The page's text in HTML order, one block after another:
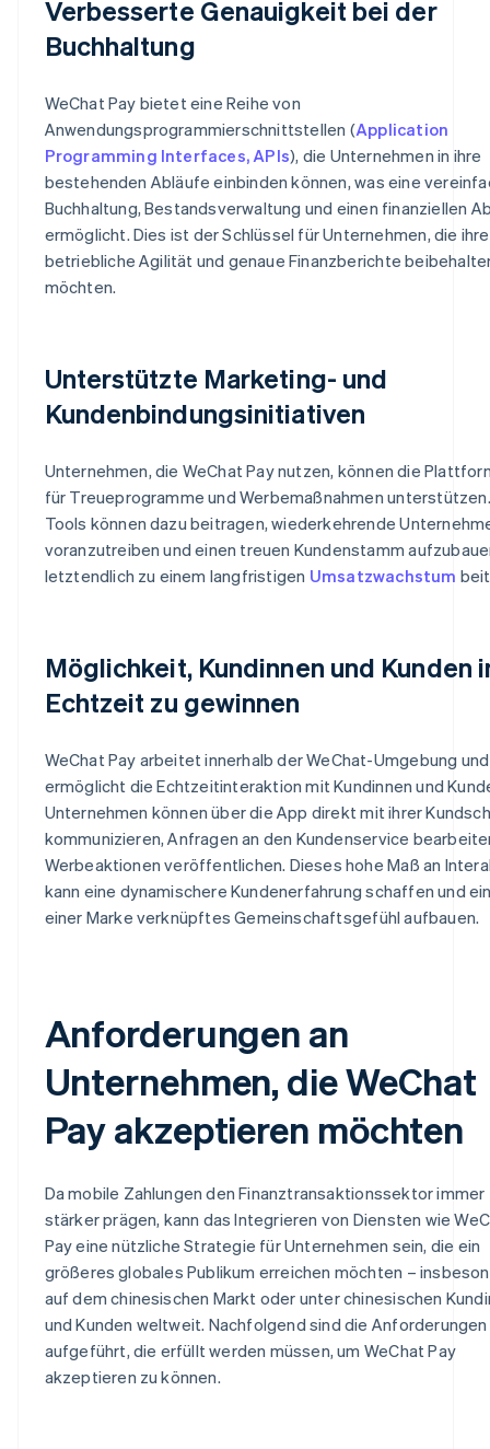
Verbesserte Genauigkeit bei der
Buchhaltung
WeChat Pay bietet eine Reihe von
Anwendungsprogrammierschnittstellen (Application
Programming Interfaces, APIs), die Unternehmen in ihre
bestehenden Abläufe einbinden können, was eine
Buchhaltung, Bestandsverwaltung und einen finanziellen
ermöglicht. Dies ist der Schlüssel für Unternehmen, die ihre
betriebliche Agilität und genaue Finanzberichte
möchten.
Unterstützte Marketing- und
Kundenbindungsinitiativen
Unternehmen, die WeChat Pay nutzen, können die
für Treueprogramme und Werbemaßnahmen
Tools können dazu beitragen, wiederkehrende
voranzutreiben und einen treuen Kundenstamm
letztendlich zu einem langfristigen Umsatzwachstum
Möglichkeit, Kundinnen und Kunden
Echtzeit zu gewinnen
WeChat Pay arbeitet innerhalb der WeChat-Umgebung und
ermöglicht die Echtzeitinteraktion mit Kundinnen und
Unternehmen können über die App direkt mit ihrer
kommunizieren, Anfragen an den Kundenservice
Werbeaktionen veröffentlichen. Dieses hohe Maß an
kann eine dynamischere Kundenerfahrung schaffen und
einer Marke verknüpftes Gemeinschaftsgefühl aufbauen.
Anforderungen an
Unternehmen, die WeChat
Pay akzeptieren möchten
Da mobile Zahlungen den Finanztransaktionssektor immer
stärker prägen, kann das Integrieren von Diensten wie
Pay eine nützliche Strategie für Unternehmen sein, die ein
größeres globales Publikum erreichen möchten –
auf dem chinesischen Markt oder unter chinesischen
und Kunden weltweit. Nachfolgend sind die Anforderungen
aufgeführt, die erfüllt werden müssen, um WeChat Pay
akzeptieren zu können.